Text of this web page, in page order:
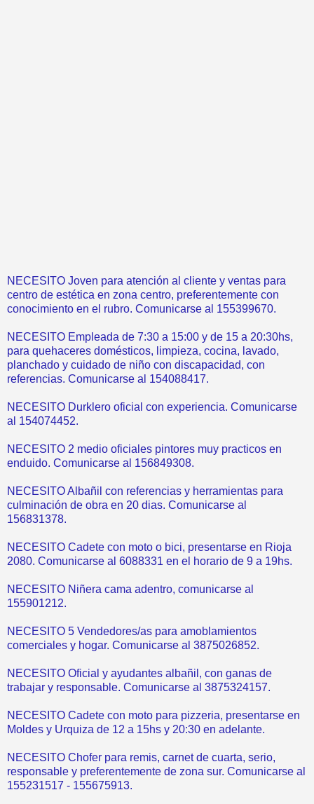
NECESITO Joven para atención al cliente y ventas para
centro de estética en zona centro, preferentemente con
conocimiento en el rubro. Comunicarse al 155399670.
NECESITO Empleada de 7:30 a 15:00 y de 15 a 20:30hs,
para quehaceres domésticos, limpieza, cocina, lavado,
planchado y cuidado de niño con discapacidad, con
referencias. Comunicarse al 154088417.
NECESITO Durklero oficial con experiencia. Comunicarse
al 154074452.
NECESITO 2 medio oficiales pintores muy practicos en
enduido. Comunicarse al 156849308.
NECESITO Albañil con referencias y herramientas para
culminación de obra en 20 dias. Comunicarse al
156831378.
NECESITO Cadete con moto o bici, presentarse en Rioja
2080. Comunicarse al 6088331 en el horario de 9 a 19hs.
NECESITO Niñera cama adentro, comunicarse al
155901212.
NECESITO 5 Vendedores/as para amoblamientos
comerciales y hogar. Comunicarse al 3875026852.
NECESITO Oficial y ayudantes albañil, con ganas de
trabajar y responsable. Comunicarse al 3875324157.
NECESITO Cadete con moto para pizzeria, presentarse en
Moldes y Urquiza de 12 a 15hs y 20:30 en adelante.
NECESITO Chofer para remis, carnet de cuarta, serio,
responsable y preferentemente de zona sur. Comunicarse al
155231517 - 155675913.